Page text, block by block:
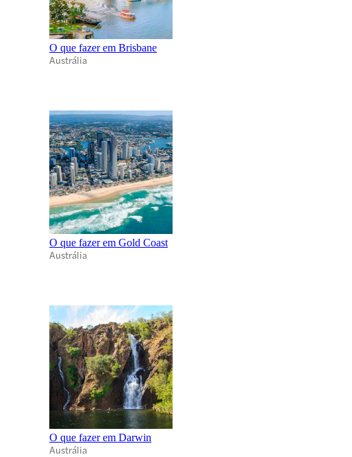
O que fazer em Brisbane
Austrália
O que fazer em Gold Coast
Austrália
O que fazer em Darwin
Austrália